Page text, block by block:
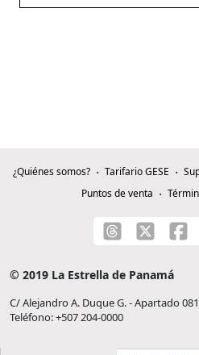
¿Quiénes somos? Tarifario GESE
Puntos de venta
© 2019 La Estrella de Panamá
C/ Alejandro A. Duque G. - Apartado
Teléfono: +507 204-0000